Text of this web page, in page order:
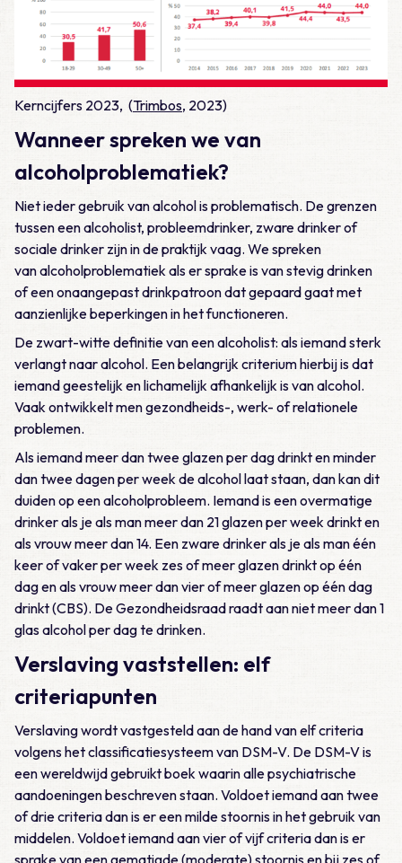
Kerncijfers 2023, (Trimbos, 2023)
Wanneer spreken we van
alcoholproblematiek?
Niet ieder gebruik van alcohol is problematisch. De grenzen
tussen een alcoholist, probleemdrinker, zware drinker of
sociale drinker zijn in de praktijk vaag. We spreken
van alcoholproblematiek als er sprake is van stevig drinken
of een onaangepast drinkpatroon dat gepaard gaat met
aanzienlijke beperkingen in het functioneren.
De zwart-witte definitie van een alcoholist: als iemand sterk
verlangt naar alcohol. Een belangrijk criterium hierbij is dat
iemand geestelijk en lichamelijk afhankelijk is van alcohol.
Vaak ontwikkelt men gezondheids-, werk- of relationele
problemen.
Als iemand meer dan twee glazen per dag drinkt en minder
dan twee dagen per week de alcohol laat staan, dan kan dit
duiden op een alcoholprobleem. Iemand is een overmatige
drinker als je als man meer dan 21 glazen per week drinkt en
als vrouw meer dan 14. Een zware drinker als je als man één
keer of vaker per week zes of meer glazen drinkt op één
dag en als vrouw meer dan vier of meer glazen op één dag
drinkt (CBS). De Gezondheidsraad raadt aan niet meer dan 1
glas alcohol per dag te drinken.
Verslaving vaststellen: elf
criteriapunten
Verslaving wordt vastgesteld aan de hand van elf criteria
volgens het classificatiesysteem van DSM-V. De DSM-V is
een wereldwijd gebruikt boek waarin alle psychiatrische
aandoeningen beschreven staan. Voldoet iemand aan twee
of drie criteria dan is er een milde stoornis in het gebruik van
middelen. Voldoet iemand aan vier of vijf criteria dan is er
sprake van een gematigde (moderate) stoornis en bij zes of